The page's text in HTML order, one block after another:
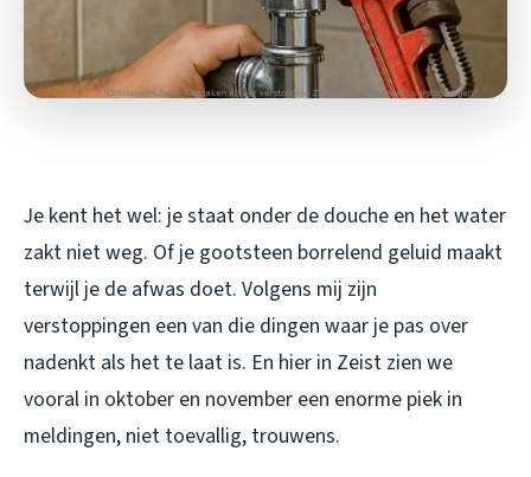
Je kent het wel: je staat onder de douche en het water
zakt niet weg. Of je gootsteen borrelend geluid maakt
terwijl je de afwas doet. Volgens mij zijn
verstoppingen een van die dingen waar je pas over
nadenkt als het te laat is. En hier in Zeist zien we
vooral in oktober en november een enorme piek in
meldingen, niet toevallig, trouwens.